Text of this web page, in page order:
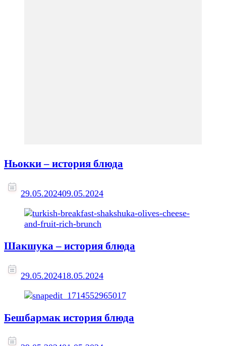
Ньокки – история блюда
29.05.202409.05.2024
Шакшука – история блюда
29.05.202418.05.2024
Бешбармак история блюда